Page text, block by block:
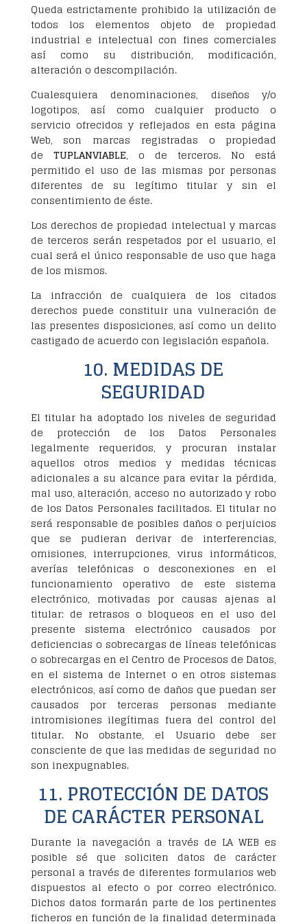
Queda estrictamente prohibido la utilización de
todos los elementos objeto de propiedad
industrial e intelectual con fines comerciales
así como su distribución, modificación,
alteración o descompilación.
Cualesquiera denominaciones, diseños y/o
logotipos, así como cualquier producto o
servicio ofrecidos y reflejados en esta página
Web, son marcas registradas o propiedad
de TUPLANVIABLE, o de terceros. No está
permitido el uso de las mismas por personas
diferentes de su legítimo titular y sin el
consentimiento de éste.
Los derechos de propiedad intelectual y marcas
de terceros serán respetados por el usuario, el
cual será el único responsable de uso que haga
de los mismos.
La infracción de cualquiera de los citados
derechos puede constituir una vulneración de
las presentes disposiciones, así como un delito
castigado de acuerdo con legislación española.
10. MEDIDAS DE
SEGURIDAD
El titular ha adoptado los niveles de seguridad
de protección de los Datos Personales
legalmente requeridos, y procuran instalar
aquellos otros medios y medidas técnicas
adicionales a su alcance para evitar la pérdida,
mal uso, alteración, acceso no autorizado y robo
de los Datos Personales facilitados. El titular no
será responsable de posibles daños o perjuicios
que se pudieran derivar de interferencias,
omisiones, interrupciones, virus informáticos,
averías telefónicas o desconexiones en el
funcionamiento operativo de este sistema
electrónico, motivadas por causas ajenas al
titular; de retrasos o bloqueos en el uso del
presente sistema electrónico causados por
deficiencias o sobrecargas de líneas telefónicas
o sobrecargas en el Centro de Procesos de Datos,
en el sistema de Internet o en otros sistemas
electrónicos, así como de daños que puedan ser
causados por terceras personas mediante
intromisiones ilegítimas fuera del control del
titular. No obstante, el Usuario debe ser
consciente de que las medidas de seguridad no
son inexpugnables.
11. PROTECCIÓN DE DATOS
DE CARÁCTER PERSONAL
Durante la navegación a través de LA WEB es
posible sé que soliciten datos de carácter
personal a través de diferentes formularios web
dispuestos al efecto o por correo electrónico.
Dichos datos formarán parte de los pertinentes
ficheros en función de la finalidad determinada